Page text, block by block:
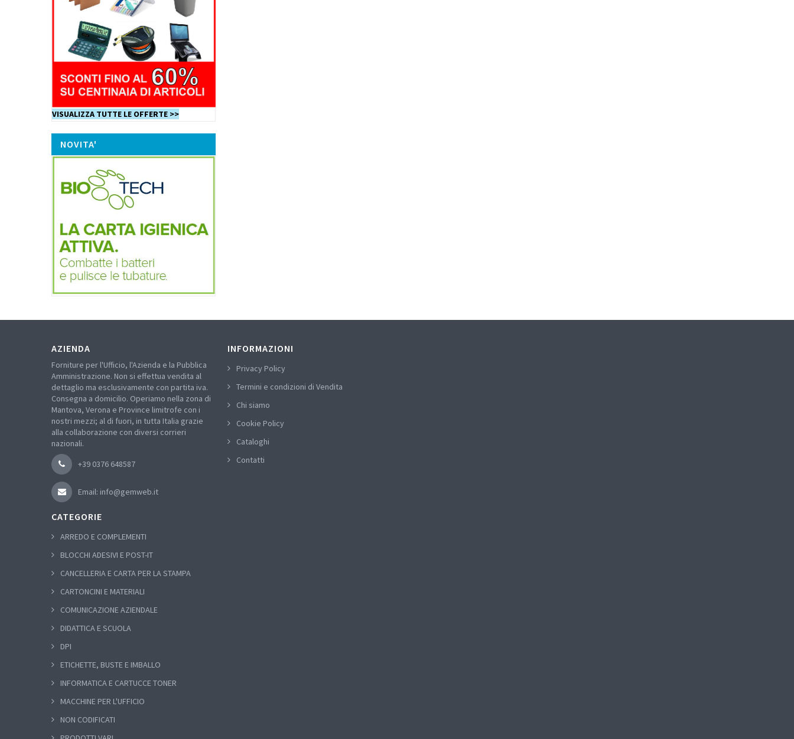
VISUALIZZA TUTTE LE OFFERTE >>
NOVITA'
AZIENDA
Forniture per l'Ufficio, l'Azienda e la Pubblica
Amministrazione. Non si effettua vendita al
dettaglio ma esclusivamente con partita iva.
Consegna a domicilio. Operiamo nella zona di
Mantova, Verona e Province limitrofe con i
nostri mezzi; al di fuori, in tutta Italia grazie
alla collaborazione con diversi corrieri
nazionali.
+39 0376 648587
Email: info@gemweb.it
INFORMAZIONI
Privacy Policy
Termini e condizioni di Vendita
Chi siamo
Cookie Policy
Cataloghi
Contatti
CATEGORIE
ARREDO E COMPLEMENTI
BLOCCHI ADESIVI E POST-IT
CANCELLERIA E CARTA PER LA STAMPA
CARTONCINI E MATERIALI
COMUNICAZIONE AZIENDALE
DIDATTICA E SCUOLA
DPI
ETICHETTE, BUSTE E IMBALLO
INFORMATICA E CARTUCCE TONER
MACCHINE PER L'UFFICIO
NON CODIFICATI